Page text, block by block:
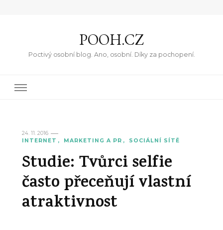
POOH.CZ
Poctivý osobní blog. Ano, osobní. Díky za pochopení.
24. 11. 2016
INTERNET
MARKETING A PR SOCIÁLNÍ SÍTĚ
Studie: Tvůrci selfie
často přeceňují vlastní
atraktivnost